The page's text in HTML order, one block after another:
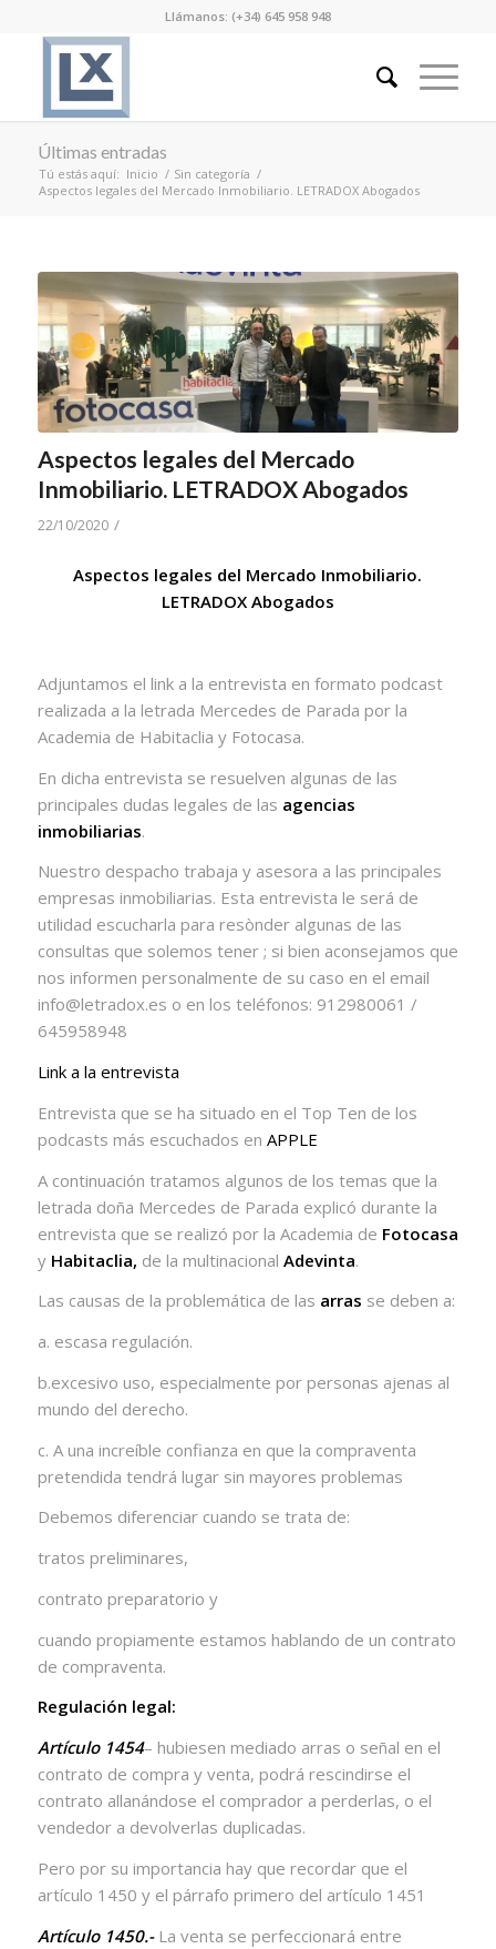
Llámanos: (+34) 645 958 948
Últimas entradas
Tú estás aquí: Inicio / Sin categoría /
Aspectos legales del Mercado Inmobiliario. LETRADOX Abogados
Aspectos legales del Mercado
Inmobiliario. LETRADOX Abogados
22/10/2020 /
Aspectos legales del Mercado Inmobiliario.
LETRADOX Abogados
Adjuntamos el link a la entrevista en formato podcast
realizada a la letrada Mercedes de Parada por la
Academia de Habitaclia y Fotocasa.
En dicha entrevista se resuelven algunas de las
principales dudas legales de las agencias
inmobiliarias.
Nuestro despacho trabaja y asesora a las principales
empresas inmobiliarias. Esta entrevista le será de
utilidad escucharla para resònder algunas de las
consultas que solemos tener ; si bien aconsejamos que
nos informen personalmente de su caso en el email
info@letradox.es o en los teléfonos: 912980061 /
645958948
Link a la entrevista
Entrevista que se ha situado en el Top Ten de los
podcasts más escuchados en APPLE
A continuación tratamos algunos de los temas que la
letrada doña Mercedes de Parada explicó durante la
entrevista que se realizó por la Academia de Fotocasa
y Habitaclia, de la multinacional Adevinta.
Las causas de la problemática de las arras se deben a:
a. escasa regulación.
b.excesivo uso, especialmente por personas ajenas al
mundo del derecho.
c. A una increíble confianza en que la compraventa
pretendida tendrá lugar sin mayores problemas
Debemos diferenciar cuando se trata de:
tratos preliminares,
contrato preparatorio y
cuando propiamente estamos hablando de un contrato
de compraventa.
Regulación legal:
Artículo 1454– hubiesen mediado arras o señal en el
contrato de compra y venta, podrá rescindirse el
contrato allanándose el comprador a perderlas, o el
vendedor a devolverlas duplicadas.
Pero por su importancia hay que recordar que el
artículo 1450 y el párrafo primero del artículo 1451
Artículo 1450.- La venta se perfeccionará entre